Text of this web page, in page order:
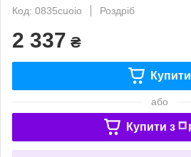
Код: 0835cuoio
Роздріб
2 337 ₴
Купити
або
Купити з